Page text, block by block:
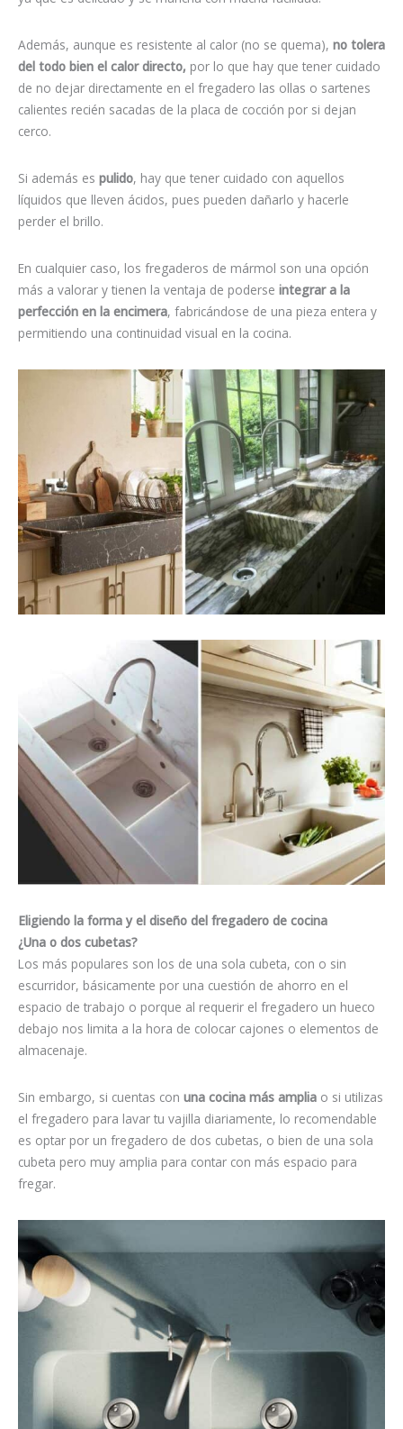
Además, aunque es resistente al calor (no se quema), no tolera
del todo bien el calor directo, por lo que hay que tener cuidado
de no dejar directamente en el fregadero las ollas o sartenes
calientes recién sacadas de la placa de cocción por si dejan
cerco.
Si además es pulido, hay que tener cuidado con aquellos
líquidos que lleven ácidos, pues pueden dañarlo y hacerle
perder el brillo.
En cualquier caso, los fregaderos de mármol son una opción
más a valorar y tienen la ventaja de poderse integrar a la
perfección en la encimera, fabricándose de una pieza entera y
permitiendo una continuidad visual en la cocina.
Eligiendo la forma y el diseño del fregadero de cocina
¿Una o dos cubetas?
Los más populares son los de una sola cubeta, con o sin
escurridor, básicamente por una cuestión de ahorro en el
espacio de trabajo o porque al requerir el fregadero un hueco
debajo nos limita a la hora de colocar cajones o elementos de
almacenaje.
Sin embargo, si cuentas con una cocina más amplia o si utilizas
el fregadero para lavar tu vajilla diariamente, lo recomendable
es optar por un fregadero de dos cubetas, o bien de una sola
cubeta pero muy amplia para contar con más espacio para
fregar.